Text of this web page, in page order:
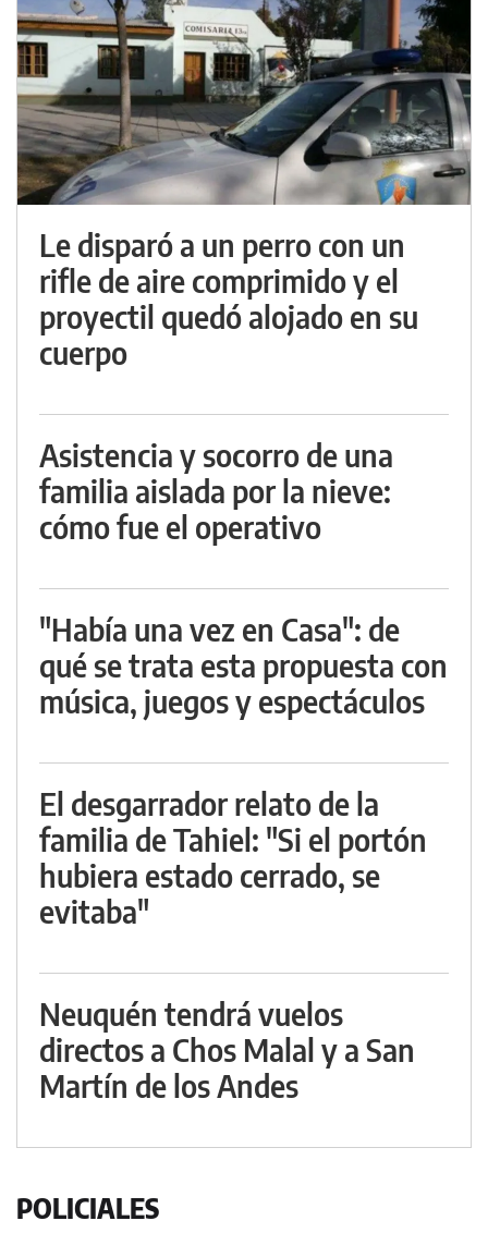
Le disparó a un perro con un
rifle de aire comprimido y el
proyectil quedó alojado en su
cuerpo
Asistencia y socorro de una
familia aislada por la nieve:
cómo fue el operativo
"Había una vez en Casa": de
qué se trata esta propuesta con
música, juegos y espectáculos
El desgarrador relato de la
familia de Tahiel: "Si el portón
hubiera estado cerrado, se
evitaba"
Neuquén tendrá vuelos
directos a Chos Malal y a San
Martín de los Andes
POLICIALES